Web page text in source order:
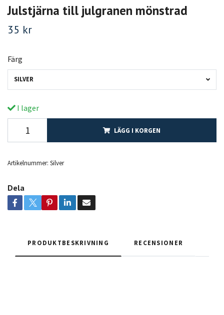
Julstjärna till julgranen mönstrad
35 kr
Färg
SILVER
I lager
LÄGG I KORGEN
Artikelnummer: Silver
Dela
PRODUKTBESKRIVNING RECENSIONER